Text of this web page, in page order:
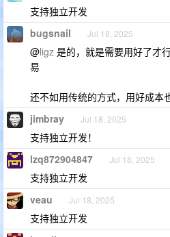
支持独立开发
bugsnail Jul 18, 2025
@ligz 是的，就是需要用好了才
易
还不如用传统的方式，用好成本
jimbray Jul 18, 2025
支持独立开发！
lzq872904847 Jul 18, 2025
支持独立开发
veau Jul 18, 2025
支持独立开发